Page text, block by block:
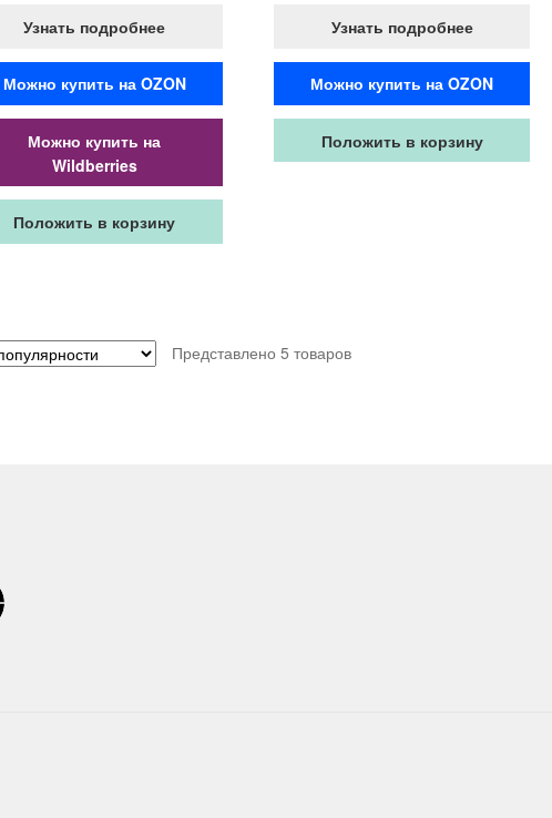
Узнать подробнее
Можно купить на OZON
Можно купить на
Wildberries
Положить в корзину
Узнать подробнее
Можно купить на OZON
Положить в корзину
Представлено 5 товаров